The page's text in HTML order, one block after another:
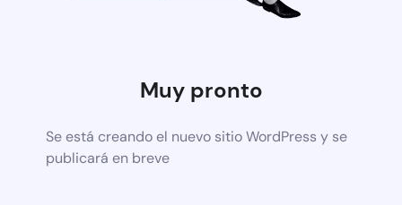
Muy pronto
Se está creando el nuevo sitio WordPress y se
publicará en breve